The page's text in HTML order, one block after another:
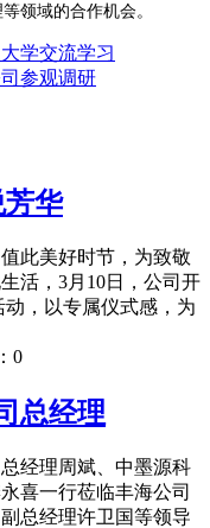
领域的合作机会。
学交流学习
参观调研
华
此美好时节，为致敬
活，3月10日，公司开
，以专属仪式感，为
0
总经理
经理周斌、中墨源科
喜一行莅临丰海公司
总经理许卫国等领导